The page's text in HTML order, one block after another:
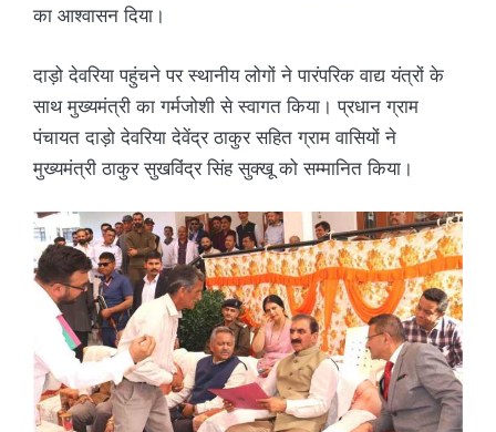
का आश्वासन दिया।
दाड़ो देवरिया पहुंचने पर स्थानीय लोगों ने पारंपरिक वाद्य यंत्रों के
साथ मुख्यमंत्री का गर्मजोशी से स्वागत किया। प्रधान ग्राम
पंचायत दाड़ो देवरिया देवेंद्र ठाकुर सहित ग्राम वासियों ने
मुख्यमंत्री ठाकुर सुखविंद्र सिंह सुक्खू को सम्मानित किया।